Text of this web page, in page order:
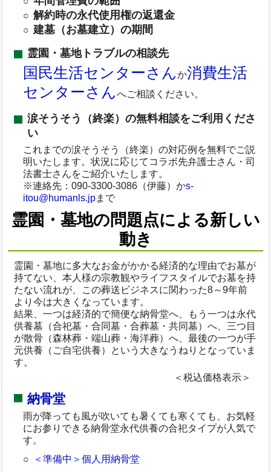
解約時の永代使用権の返還金
建墓（お墓建立）の期間
霊園・墓地トラブルの相談先
国民生活センターさんか消費生活
センターさんへご相談ください。
涙そうそう（終楽）の無料相談をご利用くださ
い
これまでの涙そうそう（終楽）の対応例を無料でご説
明いたします。状況に応じてコラボ先弁護士さん・司
法書士さんをご紹介いたします。
※連絡先：090-3300-3086（伊藤）かs-
itou@humanls.jpまで
霊園・墓地の問題点による新しい
動き
霊園・墓地に多大なお金がかかる経済的な理由でお墓が
持てない、本人様の宗教観やライフスタイルでお墓を持
たない流れが、この葬送ビジネスに関わった8～9年前
より今は大きくなっています。
結果、一つは経済的で簡便な納骨堂へ、もう一つは永代
供養墓（合祀墓・合同墓・合葬墓・共同墓）へ、三つ目
が散骨（森林葬・端山葬・海洋葬）へ、最後の一つが手
元供養（ご自宅供養）という大きなうねりとなっていま
す。
＜税込価格表示＞
納骨堂
雨が降っても風が吹いても暑くても寒くても、お気軽
にお参りできる納骨堂永代供養の合祀タイプが人気で
す。
＜準備中＞個人用納骨堂